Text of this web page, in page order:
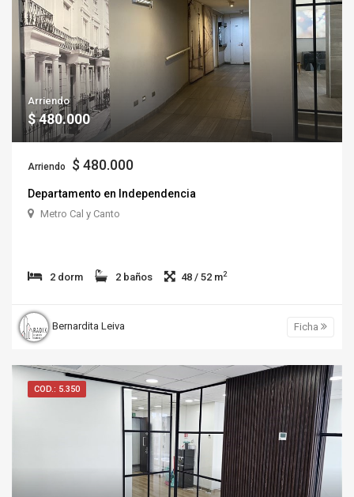
Arriendo
$ 480.000
Arriendo $ 480.000
Departamento en Independencia
Metro Cal y Canto
2 dorm 2 baños 48 / 52 m2
Bernardita Leiva Ficha
COD.: 5.350